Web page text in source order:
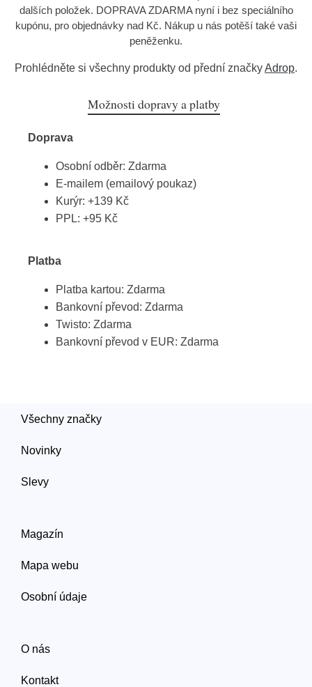
dalších položek. DOPRAVA ZDARMA nyní i bez speciálního
kupónu, pro objednávky nad Kč. Nákup u nás potěší také vaši
peněženku.
Prohlédněte si všechny produkty od přední značkyAdrop.
Možnosti dopravy a platby
Doprava
Osobní odběr: Zdarma
E-mailem (emailový poukaz)
Kurýr: +139 Kč
PPL: +95 Kč
Platba
Platba kartou: Zdarma
Bankovní převod: Zdarma
Twisto: Zdarma
Bankovní převod v EUR: Zdarma
Všechny značky
Novinky
Slevy
Magazín
Mapa webu
Osobní údaje
O nás
Kontakt